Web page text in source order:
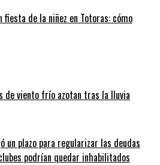
fiesta de la niñez en Totoras: cómo
de viento frío azotan tras la lluvia
un plazo para regularizar las deudas
podrían quedar inhabilitados